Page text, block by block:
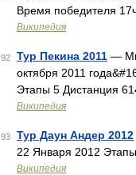
Время победителя
Википедия
92 Тур Пекина 2011 —
октября 2011
Этапы 5 Дистанция
Википедия
93 Тур Даун Андер 2012
22 Января 2012
Википедия